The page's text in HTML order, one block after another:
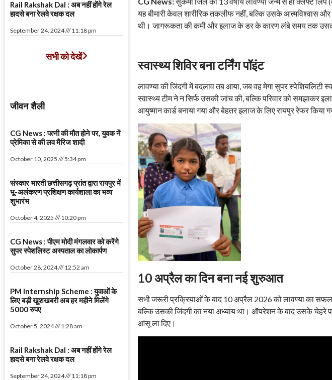
Rail Rakshak Dal : अब नहीं होंगे रेल
हादसे बना रेलवे रक्षक दल
September 24, 2024 11:18 pm
सभी को देखें
जीवन शैली
CG News : पत्नी की मौत होने पर, युवक नें
प्रेमिका से की लव मैरिज शादी
October 10, 2025 5:34 pm
संस्कार भारती छत्तीसगढ़ प्रांत द्वारा रायपुर में
भू-अलंकरण प्रशिक्षण कार्यशाला का भव्य
शुभारंभ
October 4, 2025 10:20 pm
CG News : पीएम मोदी मंगलवार को करेंगे
सुपर स्पेशलिस्ट अस्पताल का लोकार्पण
October 28, 2024 12:52 am
PM Internship Scheme : युवाओं के
लिए बड़ी खुशखबरी अब हर महीने मिलेंगे
5000 रुपए
October 5, 2024 1:28 am
Rail Rakshak Dal : अब नहीं होंगे रेल
हादसे बना रेलवे रक्षक दल
September 24, 2024 11:18 pm
यह बीमारी केवल शारीरिक तकलीफ नहीं, बल्कि उसके आत्मविश्वास और
थी। जागरूकता की कमी और इलाज के डर के कारण लंबे समय तक
स्वास्थ्य शिविर बना टर्निंग पॉइंट
लावण्या की जिंदगी में बदलाव तब आया, जब वह मेगा सुपर स्पेशियलिटी
स्वास्थ्य टीम ने न सिर्फ उसकी जांच की, बल्कि परिवार को समझाकर
आयुष्मान कार्ड बनाया गया और बेहतर इलाज के लिए रायपुर रेफर किया
10 अप्रैल का दिन बना नई शुरुआत
सभी जरूरी प्रक्रियाओं के बाद 10 अप्रैल 2026 को लावण्या का सफल
बल्कि उसकी जिंदगी का नया अध्याय था। ऑपरेशन के बाद उसके चेहरे
आंसू ला दिए।